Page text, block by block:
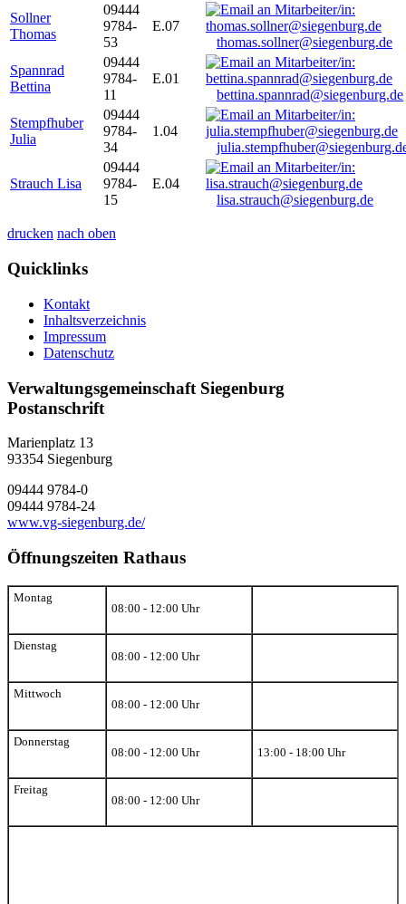
Sollner
Thomas
09444
9784-
53
E.07
thomas.sollner@siegenburg.de
Spannrad
Bettina
09444
9784-
11
E.01
bettina.spannrad@siegenburg.de
Stempfhuber
Julia
09444
9784-
34
1.04
Strauch Lisa
09444
9784-
15
E.04
lisa.strauch@siegenburg.de
drucken nach oben
Quicklinks
Kontakt
Inhaltsverzeichnis
Impressum
Datenschutz
Verwaltungsgemeinschaft Siegenburg
Postanschrift
Marienplatz 13
93354 Siegenburg
09444 9784-0
09444 9784-24
www.vg-siegenburg.de/
Öffnungszeiten Rathaus
Montag
08:00 - 12:00 Uhr
Dienstag
08:00 - 12:00 Uhr
Mittwoch
08:00 - 12:00 Uhr
Donnerstag
08:00 - 12:00 Uhr
13:00 - 18:00 Uhr
Freitag
08:00 - 12:00 Uhr